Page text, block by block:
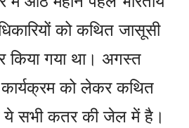
को कथित जासूसी
किया गया था। अगस्त
को लेकर कथित
ये सभी कतर की जेल में है।